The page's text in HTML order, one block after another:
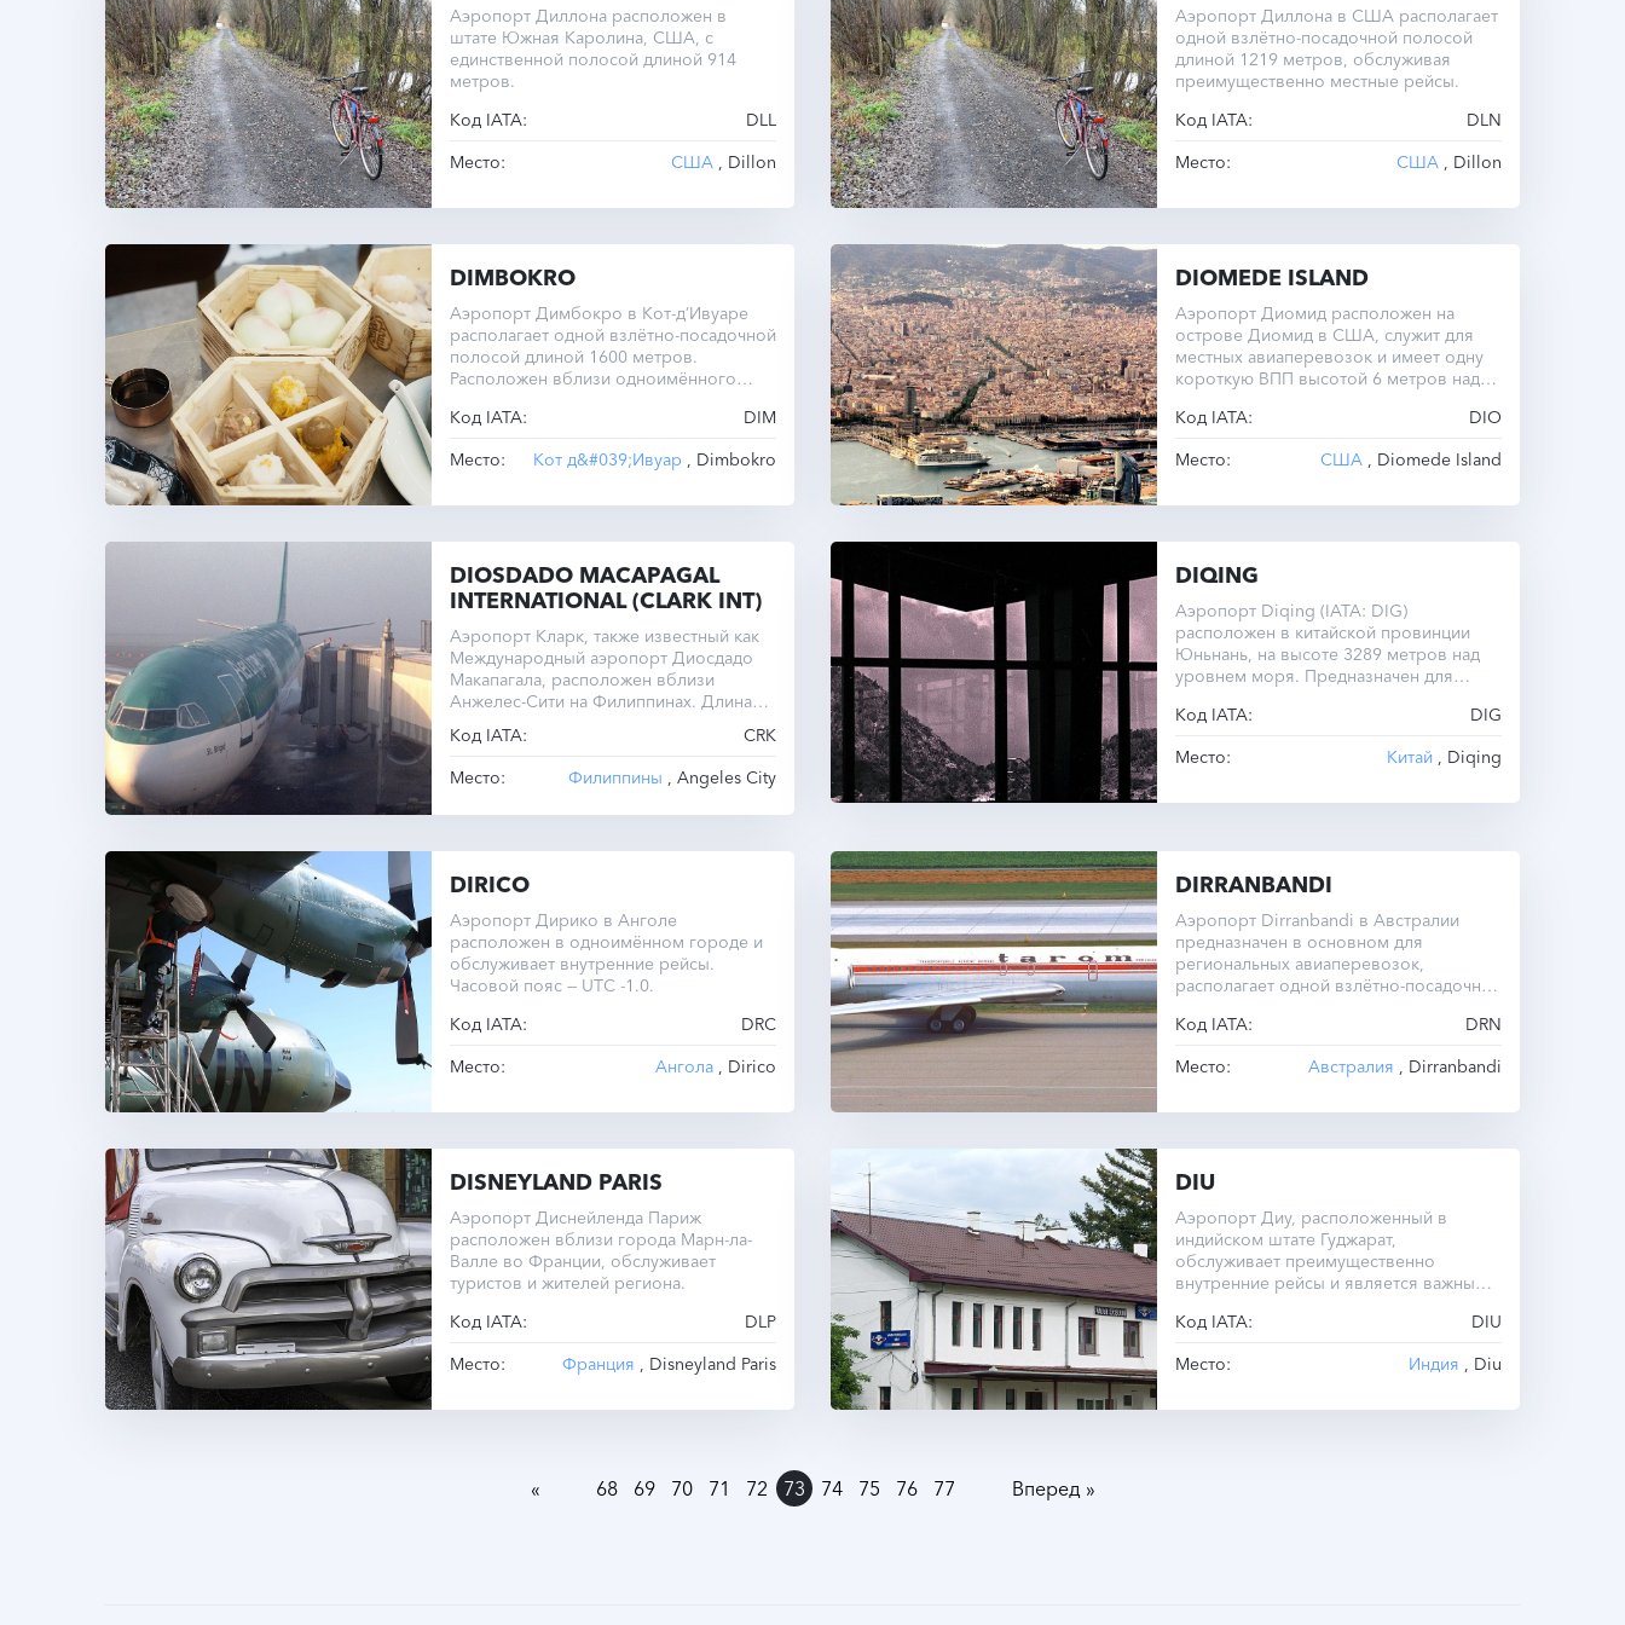
Аэропорт Диллона расположен в
штате Южная Каролина, США, с
единственной полосой длиной 914
метров.
Код IATA:
DLL
Место:
США , Dillon
Аэропорт Диллона в США располагает
одной взлётно-посадочной полосой
длиной 1219 метров, обслуживая
преимущественно местные рейсы.
Код IATA:
DLN
Место:
США , Dillon
DIMBOKRO
Аэропорт Димбокро в Кот-д’Ивуаре
располагает одной взлётно-посадочной
полосой длиной 1600 метров.
Расположен вблизи одноимённого
Код IATA:
DIM
Место:
Кот д&#039;Ивуар , Dimbokro
DIOMEDE ISLAND
Аэропорт Диомид расположен на
острове Диомид в США, служит для
местных авиаперевозок и имеет одну
короткую ВПП высотой 6 метров над
Код IATA:
DIO
Место:
США , Diomede Island
DIOSDADO MACAPAGAL
INTERNATIONAL (CLARK INT)
Аэропорт Кларк, также известный как
Международный аэропорт Диосдадо
Макапагала, расположен вблизи
Анжелес-Сити на Филиппинах. Длина
полосы составляет 3200 метров.
Код IATA:
CRK
Место:
Филиппины , Angeles City
DIQING
Аэропорт Diqing (IATA: DIG)
расположен в китайской провинции
Юньнань, на высоте 3289 метров над
уровнем моря. Предназначен для
Код IATA:
DIG
Место:
Китай , Diqing
DIRICO
Аэропорт Дирико в Анголе
расположен в одноимённом городе и
обслуживает внутренние рейсы.
Часовой пояс — UTC -1.0.
Код IATA:
DRC
Место:
Ангола , Dirico
DIRRANBANDI
Аэропорт Dirranbandi в Австралии
предназначен в основном для
региональных авиаперевозок,
располагает одной взлётно-посадочной
Код IATA:
DRN
Место:
Австралия , Dirranbandi
DISNEYLAND PARIS
Аэропорт Диснейленда Париж
расположен вблизи города Марн-ла-
Валле во Франции, обслуживает
туристов и жителей региона.
Код IATA:
DLP
Место:
Франция , Disneyland Paris
DIU
Аэропорт Диу, расположенный в
индийском штате Гуджарат,
обслуживает преимущественно
внутренние рейсы и является важным
Код IATA:
DIU
Место:
Индия , Diu
« 68 69 70 71 72 73 74 75 76 77 »